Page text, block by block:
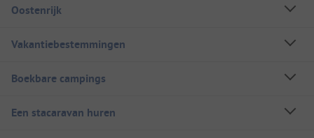
Oostenrijk
Vakantiebestemmingen
Boekbare campings
Een stacaravan huren